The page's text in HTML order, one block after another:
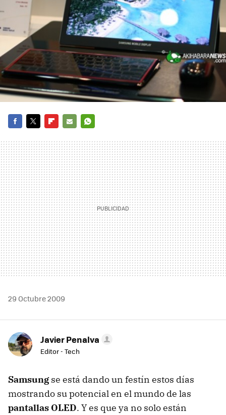
MAIL
29 Octubre 2009
Javier Penalva
Editor - Tech
Samsungse está dando un festín estos días
mostrando su potencial en el mundo de las
pantallas OLED. Y es que ya no solo están